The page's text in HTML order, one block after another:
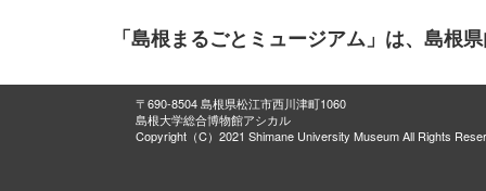
「島根まるごとミュージアム」は、島根
〒690-8504 島根県松江市西川津町1060
島根大学総合博物館アシカル
Copyright（C）2021 Shimane University Museum All Rights